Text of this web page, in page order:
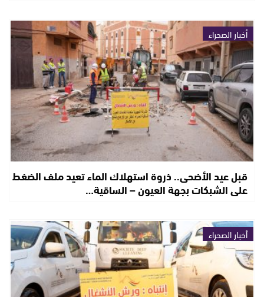
أخبار الصحراء
قبل عيد الأضحى.. ذروة استهلاك الماء تعيد ملف الضغط
على الشبكات بجهة العيون – الساقية…
أخبار الصحراء